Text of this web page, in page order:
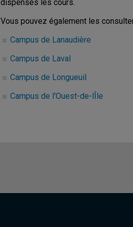
dispensés les cours.
Vous pouvez également les
Campus de Lanaudière
Campus de Laval
Campus de Longueuil
Campus de l'Ouest-de-lÎle